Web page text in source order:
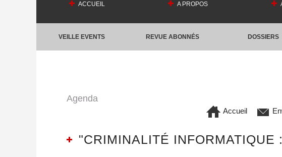
ACCUEIL A PROPOS
VEILLE EVENTS REVUE ABONNÉS DOSSIERS
Agenda
Accueil
"CRIMINALITÉ